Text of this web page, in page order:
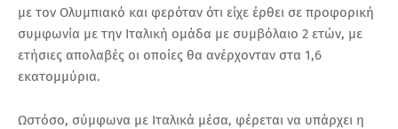
με τον Ολυμπιακό και φερόταν ότι είχε έρθει σε προφορική
συμφωνία με την Ιταλική ομάδα με συμβόλαιο 2 ετών, με
ετήσιες απολαβές οι οποίες θα ανέρχονταν στα 1,6
εκατομμύρια.
Ωστόσο, σύμφωνα με Ιταλικά μέσα, φέρεται να υπάρχει η